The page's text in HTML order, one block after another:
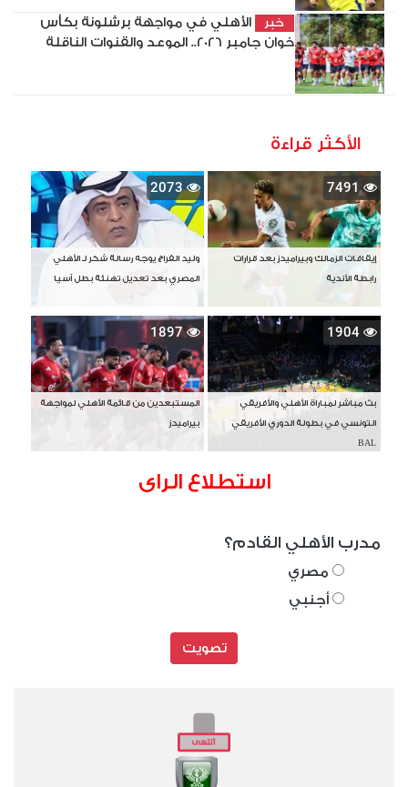
خبر
الأهلي في مواجهة برشلونة بكأس
خوان جامبر 2026.. الموعد والقنوات الناقلة
الأكثر قراءة
7491
إيقافات الزمالك وبيراميدز بعد قرارات
رابطة الأندية
2073
وليد الفراج يوجه رسالة شكر لـ الأهلي
المصري بعد تعديل تهنئة بطل آسيا
1904
بث مباشر لمباراة الأهلي والأفريقي
التونسي في بطولة الدوري الأفريقي
BAL
1897
المستبعدين من قائمة الأهلي لمواجهة
بيراميدز
استطلاع الراى
مدرب الأهلي القادم؟
مصري
أجنبي
تصويت